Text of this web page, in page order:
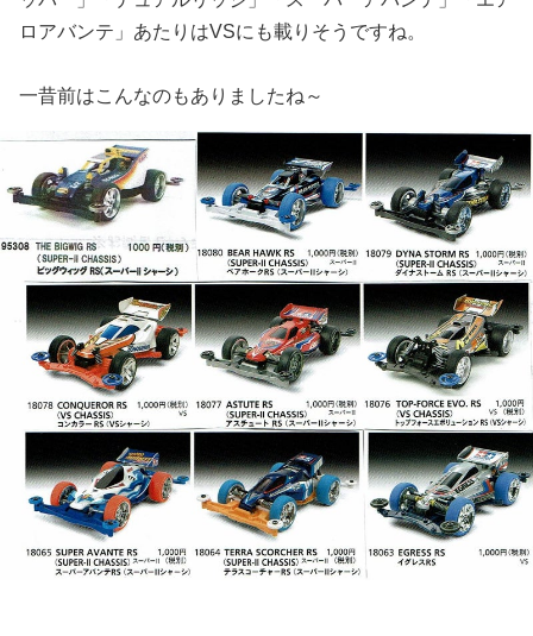
ロアバンテ」あたりはVSにも載りそうですね。
一昔前はこんなのもありましたね～